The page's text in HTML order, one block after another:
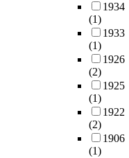
1934
(1)
1933
(1)
1926
(2)
1925
(1)
1922
(2)
1906
(1)